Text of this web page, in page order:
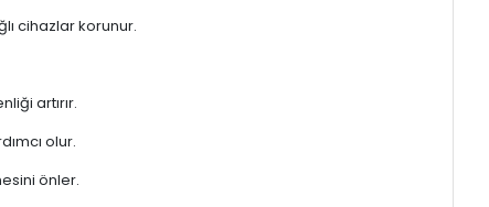
cihazlar korunur.
artırır.
olur.
önler.